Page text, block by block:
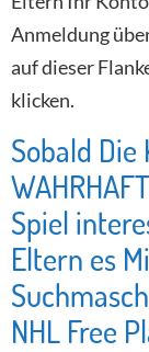
Anmeldung
auf dieser
klicken.
Sobald
Spiel
Eltern es
NHL Free